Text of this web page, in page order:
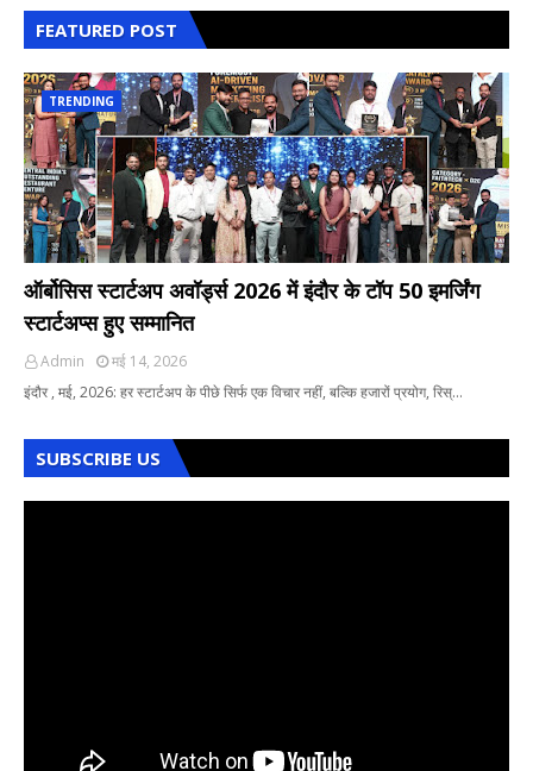
FEATURED POST
TRENDING
ऑर्बोसिस स्टार्टअप अवॉर्ड्स 2026 में इंदौर के टॉप 50 इमर्जिंग
स्टार्टअप्स हुए सम्मानित
Admin
मई 14, 2026
इंदौर , मई, 2026: हर स्टार्टअप के पीछे सिर्फ एक विचार नहीं, बल्कि हजारों प्रयोग, रिस्…
SUBSCRIBE US